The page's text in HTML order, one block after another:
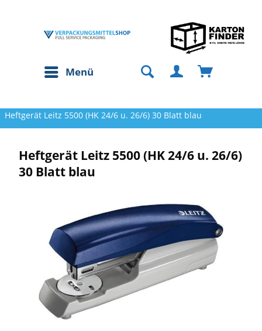
Menü
Heftgerät Leitz 5500 (HK 24/6 u. 26/6) 30 Blatt blau
Heftgerät Leitz 5500 (HK 24/6 u. 26/6)
30 Blatt blau